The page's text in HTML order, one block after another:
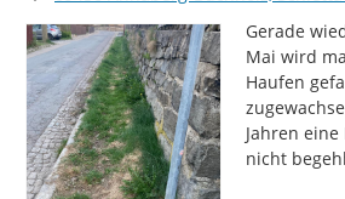
Gerade
Mai wird
Haufen
Jahren
nicht